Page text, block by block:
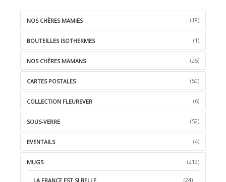
NOS CHÈRES MAMIES (18)
BOUTEILLES ISOTHERMES (1)
NOS CHÈRES MAMANS (25)
CARTES POSTALES (50)
COLLECTION FLEUREVER (6)
SOUS-VERRE (52)
EVENTAILS (4)
MUGS (219)
LA FRANCE EST SI BELLE (24)